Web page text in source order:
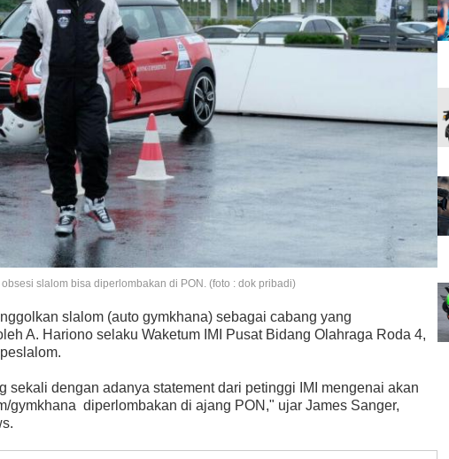
slalom bisa diperlombakan di PON. (foto : dok pribadi)
slalom (auto gymkhana) sebagai cabang yang
A. Hariono selaku Waketum IMI Pusat Bidang Olahraga Roda 4,
sekali dengan adanya statement dari petinggi IMI mengenai akan
gymkhana diperlombakan di ajang PON," ujar James Sanger,